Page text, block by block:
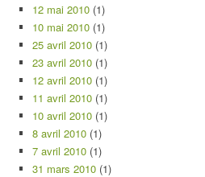
12 mai 2010 (1)
10 mai 2010 (1)
25 avril 2010 (1)
23 avril 2010 (1)
12 avril 2010 (1)
11 avril 2010 (1)
10 avril 2010 (1)
8 avril 2010 (1)
7 avril 2010 (1)
31 mars 2010 (1)